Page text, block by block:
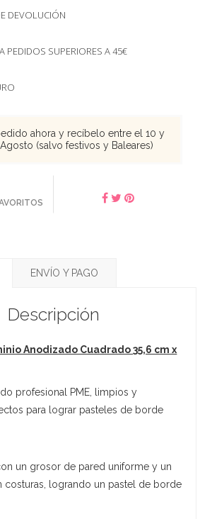
DEVOLUCIÓN
PEDIDOS SUPERIORES A 45€
ahora y recíbelo entre el 10 y
(salvo festivos y Baleares)
ENVÍO Y PAGO
Descripción
Anodizado Cuadrado 35,6 cm x
profesional PME, limpios y
para lograr pasteles de borde
un grosor de pared uniforme y un
costuras, logrando un pastel de borde